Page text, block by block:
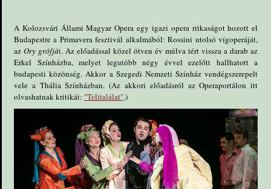
A Kolozsvári Állami Magyar Opera egy igazi opera ritkaságot hozott el
Budapestre a Primavera fesztivál alkalmából: Rossini utolsó vígoperáját,
azOry grófját. Az előadással közel ötven év múlva tért vissza a darab az
Erkel Színházba, melyet legutóbb négy évvel ezelőtt hallhatott a
budapesti közönség. Akkor a Szegedi Nemzeti Színház vendégszerepelt
vele a Thália Színházban. (Az akkori előadásról az Operaportálon itt
olvashatnak kritikát: "Telitalálat".)